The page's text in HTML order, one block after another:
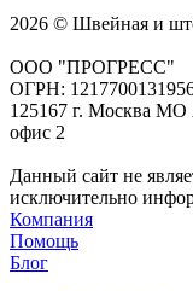
2026 © Швейная и
ООО "ПРОГРЕСС"
ОГРН:
125167 г. Москва МО
офис 2
Данный сайт не
исключительно
Компания
Помощь
Блог